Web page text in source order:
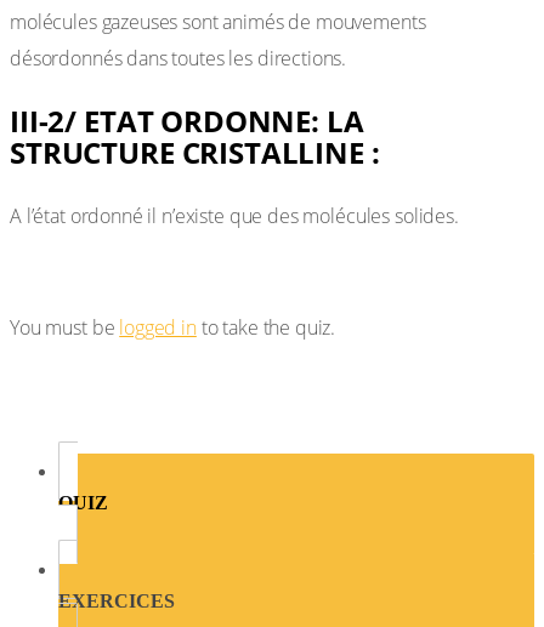
molécules gazeuses sont animés de mouvements
désordonnés dans toutes les directions.
III-2/ ETAT ORDONNE: LA
STRUCTURE CRISTALLINE :
A l’état ordonné il n’existe que des molécules solides.
You must be logged into take the quiz.
QUIZ
EXERCICES